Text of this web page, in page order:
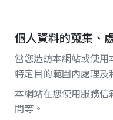
個人資料的蒐集、
當您造訪本網站或使
特定目的範圍內處理
本網站在您使用服務
間等。